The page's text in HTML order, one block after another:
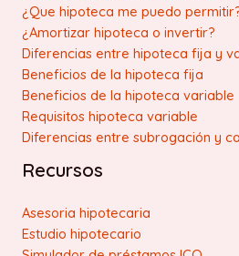
¿Que hipoteca me puedo
¿Amortizar hipoteca o invertir?
Diferencias entre hipoteca fija y
Beneficios de la hipoteca fija
Beneficios de la hipoteca variable
Requisitos hipoteca variable
Diferencias entre subrogación y
Recursos
Asesoria hipotecaria
Estudio hipotecario